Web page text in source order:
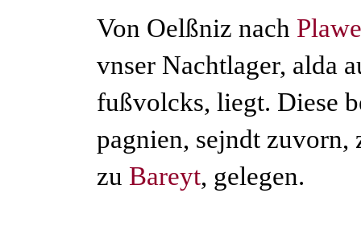
Von Oelßniz nach
vnser Nachtlager, alda
fußvolcks, liegt. Diese
pagnien, sejndt
zu Bareyt, gelegen.